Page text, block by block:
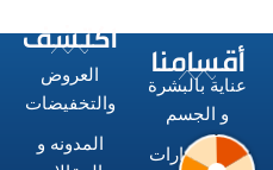
أقسامنا
عناية بالبشرة
و الجسم
الاستشوارات
اكتشف
العروض
والتخفيضات
المدونه و